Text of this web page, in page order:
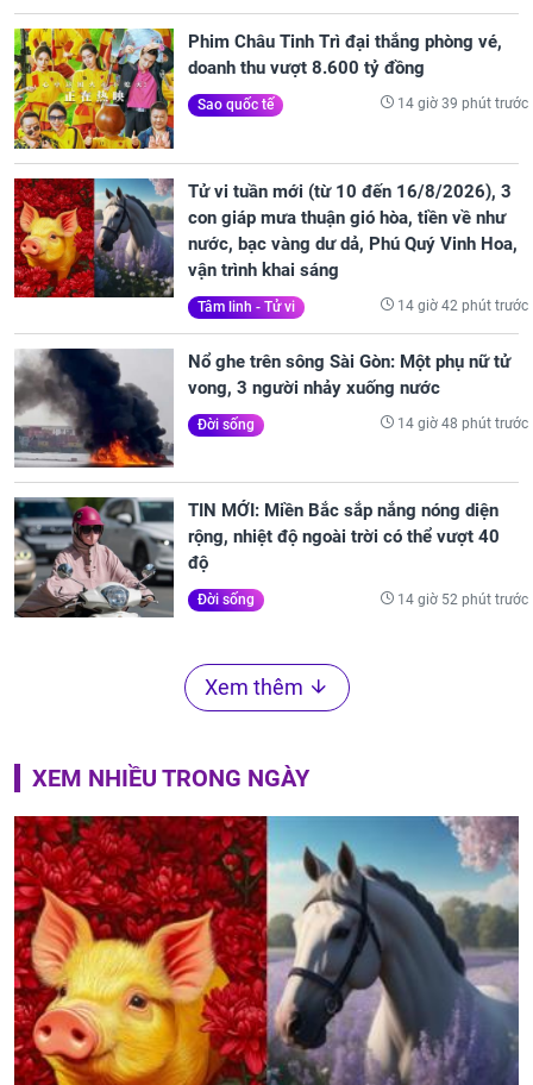
Phim Châu Tinh Trì đại thắng phòng vé,
doanh thu vượt 8.600 tỷ đồng
Sao quốc tế 14 giờ 39 phút trước
Tử vi tuần mới (từ 10 đến 16/8/2026), 3
con giáp mưa thuận gió hòa, tiền về như
nước, bạc vàng dư dả, Phú Quý Vinh Hoa,
vận trình khai sáng
Tâm linh - Tử vi 14 giờ 42 phút trước
Nổ ghe trên sông Sài Gòn: Một phụ nữ tử
vong, 3 người nhảy xuống nước
Đời sống 14 giờ 48 phút trước
TIN MỚI: Miền Bắc sắp nắng nóng diện
rộng, nhiệt độ ngoài trời có thể vượt 40
độ
Đời sống 14 giờ 52 phút trước
Xem thêm
XEM NHIỀU TRONG NGÀY